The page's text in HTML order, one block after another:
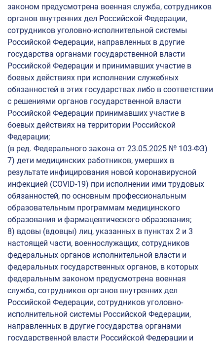
законом предусмотрена военная служба, сотрудников
органов внутренних дел Российской Федерации,
сотрудников уголовно-исполнительной системы
Российской Федерации, направленных в другие
государства органами государственной власти
Российской Федерации и принимавших участие в
боевых действиях при исполнении служебных
обязанностей в этих государствах либо в соответствии
с решениями органов государственной власти
Российской Федерации принимавших участие в
боевых действиях на территории Российской
Федерации;
(в ред. Федерального закона от 23.05.2025 № 103-ФЗ)
7) дети медицинских работников, умерших в
результате инфицирования новой коронавирусной
инфекцией (COVID-19) при исполнении ими трудовых
обязанностей, по основным профессиональным
образовательным программам медицинского
образования и фармацевтического образования;
8) вдовы (вдовцы) лиц, указанных в пунктах 2 и 3
настоящей части, военнослужащих, сотрудников
федеральных органов исполнительной власти и
федеральных государственных органов, в которых
федеральным законом предусмотрена военная
служба, сотрудников органов внутренних дел
Российской Федерации, сотрудников уголовно-
исполнительной системы Российской Федерации,
направленных в другие государства органами
государственной власти Российской Федерации и